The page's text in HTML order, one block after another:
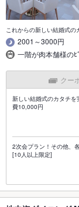
これからの新しい結婚式の
2001～3000円
一階が肉本舗様のﾋ
クー
新しい結婚式のカタチ
費10,000円
2次会プラン！その他、
[10人以上限定]